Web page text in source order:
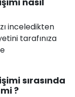
inceledikten
tarafınıza
sırasında
?